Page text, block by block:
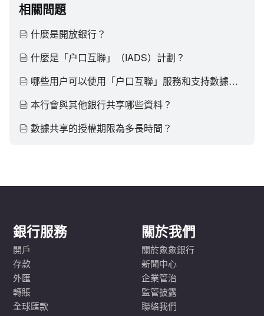
相關問題
什麼是開放銀行？
什麼是「户口互聯」（IADS）計劃？
哪些用户可以使用「户口互聯」服務和支持數據共享的户口類型？
本行會與其他銀行共享哪些資料？
數據共享的授權期限為多長時間？
銀行服務
開戶
存款
外匯
轉賬
全球匯款
關於我們
關於象象銀行
新聞中心
企業管治
監管披露
聯絡我們